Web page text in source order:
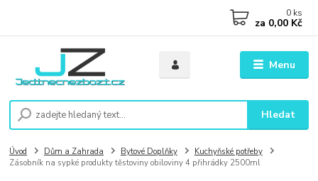
Menu
Hledat
0 ks
za 0,00 Kč
Úvod Dům a Zahrada Bytové Doplňky
Kuchyňské potřeby
Zásobník na sypké produkty těstoviny obiloviny 4 přihrádky 2500ml